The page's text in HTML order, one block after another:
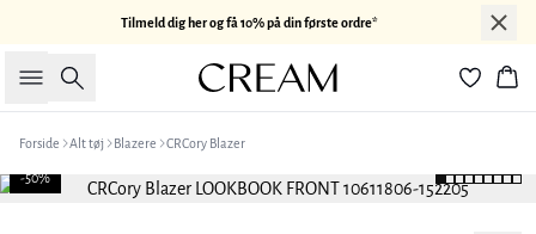
Tilmeld dig her og få 10% på din første ordre*
Søg
Forside Alt tøj Blazere CRCory Blazer
-50%